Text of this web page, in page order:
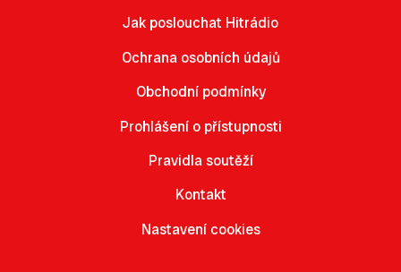
Jak poslouchat Hitrádio
Ochrana osobních údajů
Obchodní podmínky
Prohlášení o přístupnosti
Pravidla soutěží
Kontakt
Nastavení cookies